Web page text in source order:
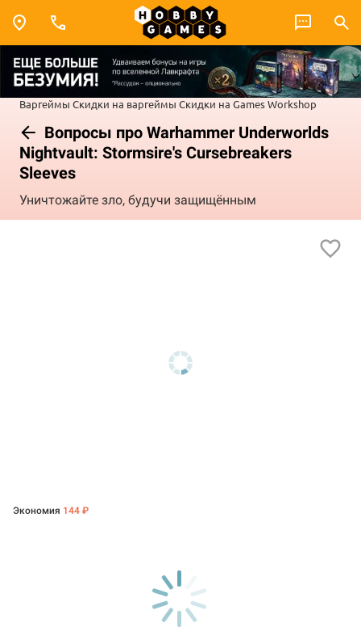
Варгеймы Скидки на варгеймы Скидки на Games Workshop
Вопросы про Warhammer Underworlds
Nightvault: Stormsire's Cursebreakers
Sleeves
Уничтожайте зло, будучи защищённым
Экономия 144 ₽